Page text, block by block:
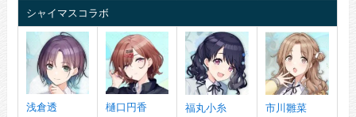
シャイマスコラボ
浅倉透 樋口円香 福丸小糸 市川雛菜